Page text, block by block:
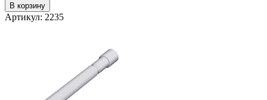
В корзину
Артикул: 2235